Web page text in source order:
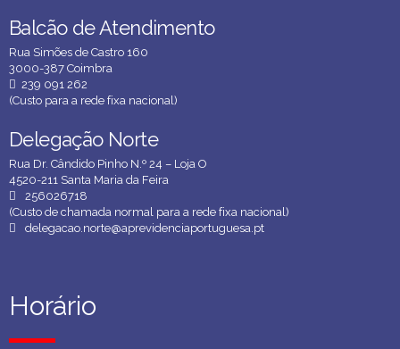
Balcão de Atendimento
Balcão de Atendimento
Rua Simões de Castro 160
3000-387 Coimbra
239 091 262
(Custo para a rede fixa nacional)
Delegação Norte
Delegação Norte
Rua Dr. Cândido Pinho N.º 24 – Loja O
4520-211 Santa Maria da Feira
256026718
(Custo de chamada normal para a rede fixa nacional)
delegacao.norte@aprevidenciaportuguesa.pt
Horário
Horário